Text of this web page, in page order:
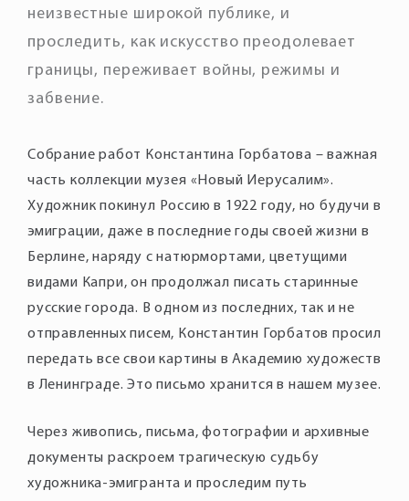
неизвестные широкой публике, и
проследить, как искусство преодолевает
границы, переживает войны, режимы и
забвение.
Собрание работ Константина Горбатова – важная
часть коллекции музея «Новый Иерусалим».
Художник покинул Россию в 1922 году, но будучи в
эмиграции, даже в последние годы своей жизни в
Берлине, наряду с натюрмортами, цветущими
видами Капри, он продолжал писать старинные
русские города. В одном из последних, так и не
отправленных писем, Константин Горбатов просил
передать все свои картины в Академию художеств
Через живопись, письма, фотографии и архивные
документы раскроем трагическую судьбу
художника-эмигранта и проследим путь